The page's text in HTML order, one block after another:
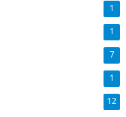
1
1
7
1
12